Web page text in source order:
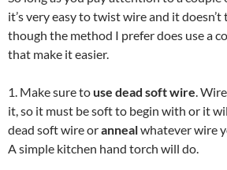
it’s very easy to twist wire and it
though the method I prefer does use a
that make it easier.
1. Make sure touse dead soft wire.
it, so it must be soft to begin with or it
dead soft wire orannealwhatever wire
A simple kitchen hand torch will do.